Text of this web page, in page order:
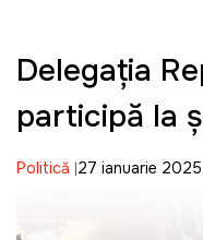
Delegația
participă la
Politică 27 ianuarie